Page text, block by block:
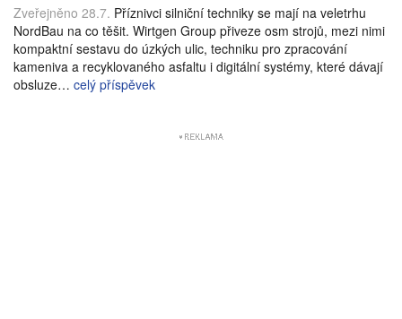
Zveřejněno 28.7. Příznivci silniční techniky se mají na veletrhu
NordBau na co těšit. Wirtgen Group přiveze osm strojů, mezi nimi
kompaktní sestavu do úzkých ulic, techniku pro zpracování
kameniva a recyklovaného asfaltu i digitální systémy, které dávají
obsluze… celý příspěvek